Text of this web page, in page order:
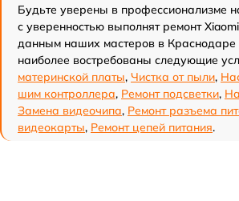
Будьте уверены в профессионализме
с уверенностью выполнят ремонт
данным наших мастеров в Краснодаре
наиболее востребованы следующие
материнской платы, Чистка от пыли,
шим контроллера, Ремонт подсветки,
Замена видеочипа, Ремонт разъема
видеокарты, Ремонт цепей питания.